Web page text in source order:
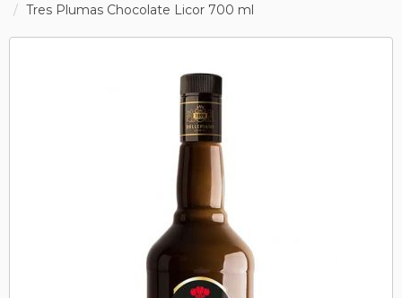
Tres Plumas Chocolate Licor 700 ml